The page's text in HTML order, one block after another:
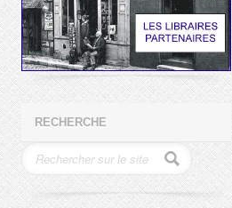
RECHERCHE